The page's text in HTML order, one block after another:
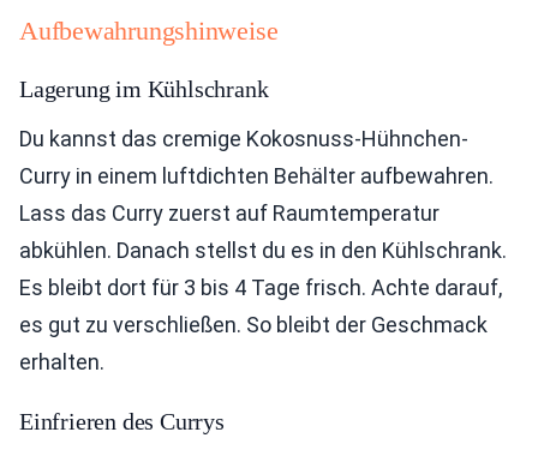
Aufbewahrungshinweise
Lagerung im Kühlschrank
Du kannst das cremige Kokosnuss-Hühnchen-
Curry in einem luftdichten Behälter aufbewahren.
Lass das Curry zuerst auf Raumtemperatur
abkühlen. Danach stellst du es in den Kühlschrank.
Es bleibt dort für 3 bis 4 Tage frisch. Achte darauf,
es gut zu verschließen. So bleibt der Geschmack
erhalten.
Einfrieren des Currys